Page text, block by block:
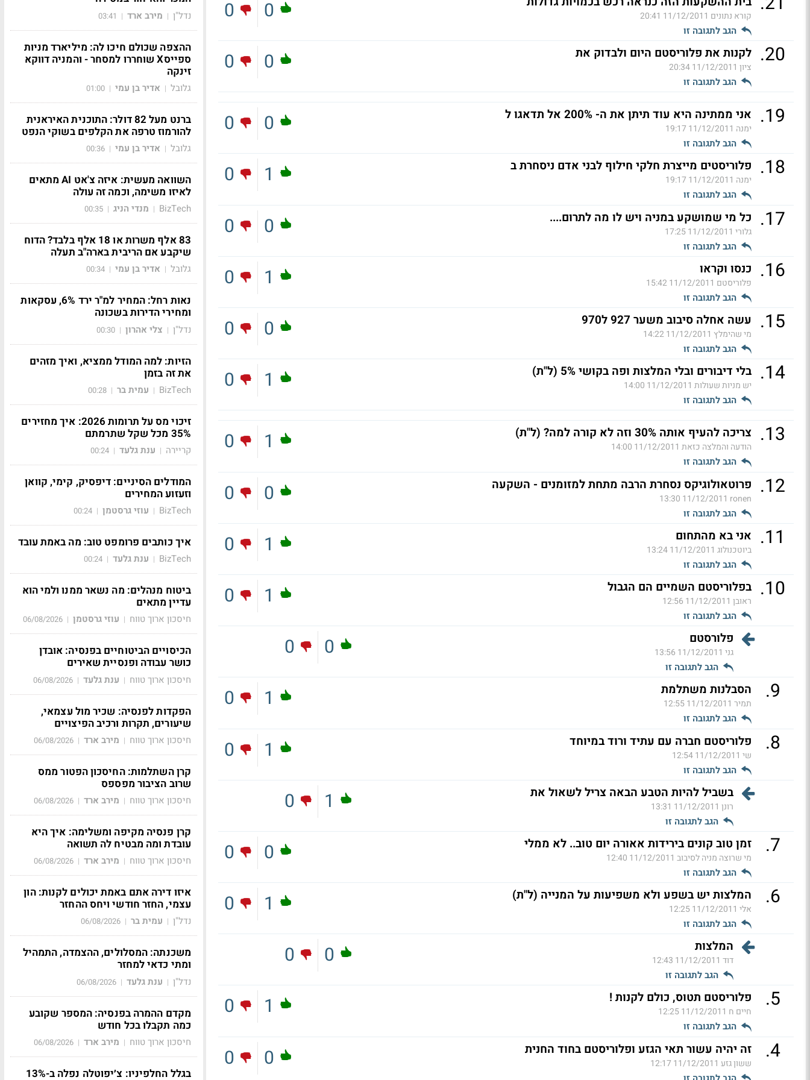
קורא נתונים 11/12/2011 20:41
הגב לתגובה זו
0
0
20
. לקנות את פלוריסטם היום ולבדוק את
ציון 11/12/2011 20:34
הגב לתגובה זו
0
0
19
. אני ממתינה היא עוד תיתן את ה- 200% אל תדאגו ל
ימנה 11/12/2011 19:17
הגב לתגובה זו
0
0
18
. פלוריסטים מייצרת חלקי חילוף לבני אדם ניסחרת ב
ימנה 11/12/2011 19:17
הגב לתגובה זו
1
0
17
. כל מי שמושקע במניה ויש לו מה לתרום....
גלורי 11/12/2011 17:25
הגב לתגובה זו
0
0
16
. כנסו וקראו
פלוריסטם 11/12/2011 15:42
הגב לתגובה זו
1
0
15
. עשה אחלה סיבוב משער 927 ל970
מי שהימלץ 11/12/2011 14:22
הגב לתגובה זו
0
0
14
. בלי דיבורים ובלי המלצות ופה בקושי 5% (ל"ת)
יש מניות שעולות 11/12/2011 14:00
הגב לתגובה זו
1
0
13
. צריכה להעיף אותה 30% וזה לא קורה למה? (ל"ת)
הודעה והמלצה כזאת 11/12/2011 14:00
הגב לתגובה זו
1
0
12
. פרוטאולוגיקס נסחרת הרבה מתחת למזומנים - השקעה
ronen
11/12/2011 13:30
הגב לתגובה זו
0
0
11
. אני בא מהתחום
ביוטכנולוג 11/12/2011 13:24
הגב לתגובה זו
1
0
10
. בפלוריסטם השמיים הם הגבול
ראובן 11/12/2011 12:56
הגב לתגובה זו
1
0
פלורסטם
גני 11/12/2011 13:56
הגב לתגובה זו
0
0
9
. הסבלנות משתלמת
תמיר 11/12/2011 12:55
הגב לתגובה זו
1
0
8
. פלוריסטם חברה עם עתיד ורוד במיוחד
שי 11/12/2011 12:54
הגב לתגובה זו
1
0
בשביל להיות הטבע הבאה צריל לשאול את
רונן 11/12/2011 13:31
הגב לתגובה זו
1
0
7
. זמן טוב קונים בירידות אאורה יום טוב.. לא ממלי
מי שרוצה מניה לסיבוב 11/12/2011 12:40
הגב לתגובה זו
0
0
6
. המלצות יש בשפע ולא משפיעות על המנייה (ל"ת)
אלי 11/12/2011 12:25
הגב לתגובה זו
1
0
המלצות
דוד 11/12/2011 12:43
הגב לתגובה זו
0
0
5
. פלוריסטם תטוס, כולם לקנות !
חיים ח 11/12/2011 12:25
הגב לתגובה זו
1
0
4
. זה יהיה עשור תאי הגזע ופלוריסטם בחוד החנית
ששון גזע 11/12/2011 12:17
0
0
נדל"ן | מירב ארד |
03:41
ההצפה שכולם חיכו לה: מיליארד מניות
ספייסX שוחררו למסחר - והמניה דווקא
זינקה
גלובל | אדיר בן עמי |
01:00
ברנט מעל 82 דולר: התוכנית האיראנית
להורמוז טרפה את הקלפים בשוקי הנפט
גלובל | אדיר בן עמי |
00:36
השוואה מעשית: איזה צ'אט AI מתאים
לאיזו משימה, וכמה זה עולה
BizTech
| מנדי הניג |
00:35
83 אלף משרות או 18 אלף בלבד? הדוח
שיקבע אם הריבית בארה"ב תעלה
גלובל | אדיר בן עמי |
00:34
נאות רחל: המחיר למ"ר ירד 6%, עסקאות
ומחירי הדירות בשכונה
נדל"ן | צלי אהרון |
00:30
הזיות: למה המודל ממציא, ואיך מזהים
את זה בזמן
BizTech
| עמית בר |
00:28
זיכוי מס על תרומות 2026: איך מחזירים
35% מכל שקל שתרמתם
קריירה | ענת גלעד |
00:24
המודלים הסיניים: דיפסיק, קימי, קוואן
וזעזוע המחירים
BizTech
| עוזי גרסטמן |
00:24
איך כותבים פרומפט טוב: מה באמת עובד
BizTech
| ענת גלעד |
00:24
ביטוח מנהלים: מה נשאר ממנו ולמי הוא
עדיין מתאים
חיסכון ארוך טווח | עוזי גרסטמן |
06/08/2026
הכיסויים הביטוחיים בפנסיה: אובדן
כושר עבודה ופנסיית שאירים
חיסכון ארוך טווח | ענת גלעד |
06/08/2026
הפקדות לפנסיה: שכיר מול עצמאי,
שיעורים, תקרות ורכיב הפיצויים
חיסכון ארוך טווח | מירב ארד |
06/08/2026
קרן השתלמות: החיסכון הפטור ממס
שרוב הציבור מפספס
חיסכון ארוך טווח | מירב ארד |
06/08/2026
קרן פנסיה מקיפה ומשלימה: איך היא
עובדת ומה מבטיח לה תשואה
חיסכון ארוך טווח | מירב ארד |
06/08/2026
איזו דירה אתם באמת יכולים לקנות: הון
עצמי, החזר חודשי ויחס ההחזר
נדל"ן | עמית בר |
06/08/2026
משכנתה: המסלולים, ההצמדה, התמהיל
ומתי כדאי למחזר
נדל"ן | ענת גלעד |
06/08/2026
מקדם ההמרה בפנסיה: המספר שקובע
כמה תקבלו בכל חודש
חיסכון ארוך טווח | מירב ארד |
06/08/2026
בגלל החלפיניו: צ׳יפוטלה נפלה ב-13%